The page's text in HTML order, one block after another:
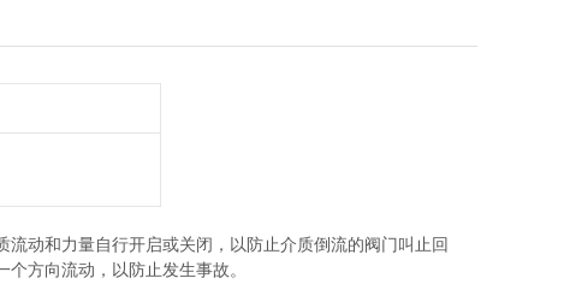
动和力量自行开启或关闭，以防止介质倒流的阀门叫止回
方向流动，以防止发生事故。